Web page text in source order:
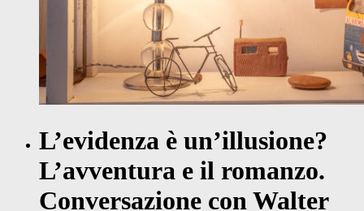
L’evidenza è un’illusione?
L’avventura e il romanzo.
Conversazione con Walter